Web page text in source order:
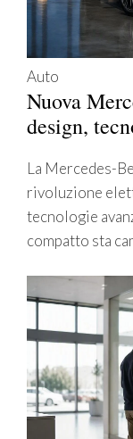
Auto
Nuova
design,
La Mercedes-
rivoluzione
tecnologie
compatto sta